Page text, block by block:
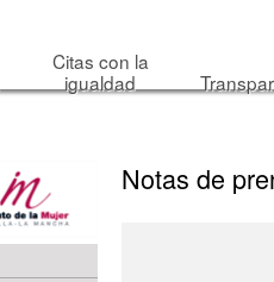
Citas con la
igualdad
Notas de